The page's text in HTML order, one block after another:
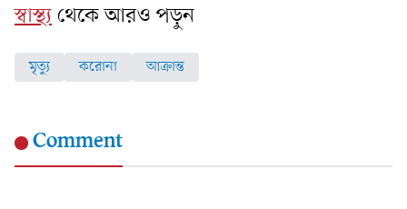
স্বাস্থ্যথেকে আরও পড়ুন
মৃত্যু করোনা আক্রান্ত
Comment